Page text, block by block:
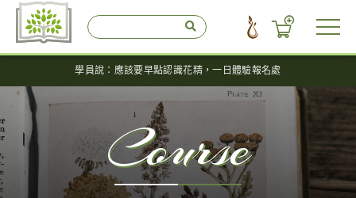
學員說：應該要早點認識花精，一日體驗報名處
Course